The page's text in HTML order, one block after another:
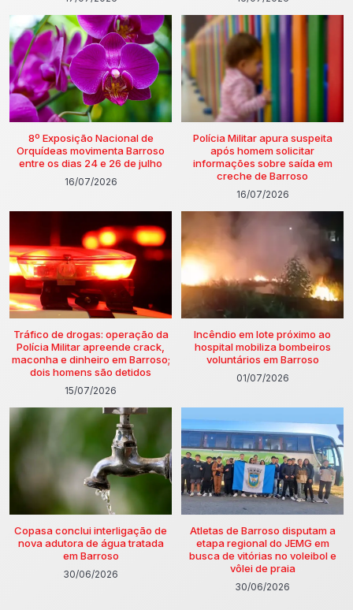
8º Exposição Nacional de
Orquídeas movimenta Barroso
entre os dias 24 e 26 de julho
16/07/2026
Polícia Militar apura suspeita
após homem solicitar
informações sobre saída em
creche de Barroso
16/07/2026
Tráfico de drogas: operação da
Polícia Militar apreende crack,
maconha e dinheiro em Barroso;
dois homens são detidos
15/07/2026
Incêndio em lote próximo ao
hospital mobiliza bombeiros
voluntários em Barroso
01/07/2026
Copasa conclui interligação de
nova adutora de água tratada
em Barroso
30/06/2026
Atletas de Barroso disputam a
etapa regional do JEMG em
busca de vitórias no voleibol e
vôlei de praia
30/06/2026